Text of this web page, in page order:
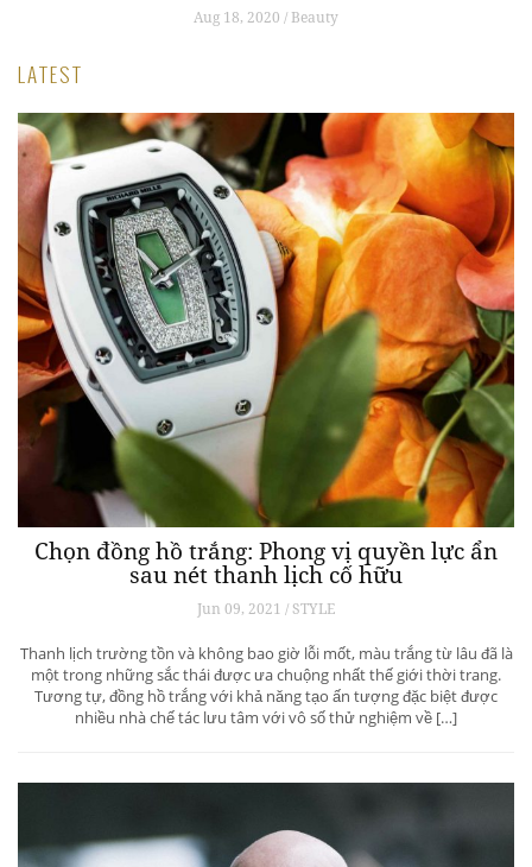
Aug 18, 2020 / Beauty
LATEST
Chọn đồng hồ trắng: Phong vị quyền lực ẩn
sau nét thanh lịch cố hữu
Jun 09, 2021 / STYLE
Thanh lịch trường tồn và không bao giờ lỗi mốt, màu trắng từ lâu đã là
một trong những sắc thái được ưa chuộng nhất thế giới thời trang.
Tương tự, đồng hồ trắng với khả năng tạo ấn tượng đặc biệt được
nhiều nhà chế tác lưu tâm với vô số thử nghiệm về […]